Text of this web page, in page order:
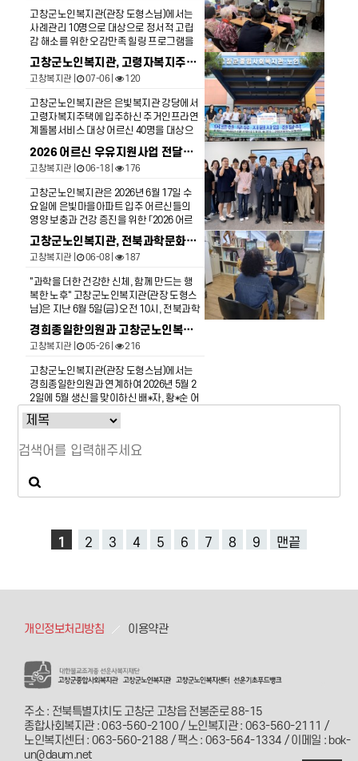
통한 몸과 마음의 치유하는 시간을 가졌습
니다. 서*엽 어르신은 이렇게 이쁜화분은
처음이라며 좋아하셨고, 이*님 어르신은 다
육이는 처음 키워본다고 이쁘게 잘 키우겠
다고 말씀하셨고 이렇게 좋은 수업에 참여
할 수 있어 행복하다고 말씀 하셨습니다.
고창군노인복지관(관장 도형스님)에서는
사례관리 10명으로 대상으로 정서적 고립
감 해소를 위한 오감만족 힐링 프로그램을
4회로 준비하여 첫 수업을 진행하였습니
다. 1회차 수업은 일상나누기/환경교육/뇌
를 깨우는 주물럭 설겆이 비누만들기를 하
며 오감을 깨우는 시간을 가졌고 황*순 어르
신은 맨날 집에 혼자 있다가 수업하러 오셔
서 사람들고 만나고 친환경 비누도 만들어
집으로 가져가 사용할 수 있어서 기분이 좋
다고 말씀하셨고 배*자 어르신은 다음수업
이 기대된다고 말씀하셨습니다.
고창군노인복지관, 고령자복지주택 ‘성희롱 예방 교육 ’
고창복지관| 07-06 | 120
고창군노인복지관은 은빛복지관 강당에서
고령자복지주택에 입주하신 주거인프라연
계돌봄서비스 대상 어르신 40명을 대상으
로 특별한 프로그램을 개최했습니다. 이번
프로그램은 어르신들만 실거주하시는 고령
자복지주택 내 공동체 생활에서 발생할 수
있는 성희롱을 예방하고, 안전하고 건강한
상호 존중 문화를 정착시키기 위해 마련되
었습니다. 전문 강사를 초빙하여 유익한 교
육과 힐링의 시간을 함께 선물해 드렸습니
다.
2026 어르신 우유지원사업 전달식
고창복지관| 06-18 | 176
고창군노인복지관은 2026년 6월 17일 수
요일에 은빛마을아파트 입주 어르신들의
영양 보충과 건강 증진을 위한 「2026 어르
신 우유지원사업」 전달식을 진행했습니다.
이번 사업은 한국노인종합복지관협회 공모
사업으로 선정되어 동진강낙농축협으로부
터 소화가 잘되는 우유(락토프리) 3,600개
를 후원받아 진행되었습니다. 우유는 향후
10주간 주 3회 은빛복지관 경로식당을 이
용하시는 고령자복지주택 입주민 어르신들
에게 점심 식사와 함께 제공됩니다. 고창군
노인복지관은 앞으로도 주거인프라연계돌
여 어르신들의 건강한 노후생활을 지원하
기 위해 노력하겠습니다.
고창군노인복지관, 전북과학문화거점센터와 업무협약(MOU) 체결 및 사업설명회 개최
고창복지관| 06-08 | 187
"과학을 더한 건강한 신체, 함께 만드는 행
복한 노후" 고창군노인복지관(관장 도형스
님)은 지난 6월 5일(금) 오전 10시, 전북과학
문화거점센터와 함께 지역 주민의 건강 증
진과 과학문화 확산을 위한 업무협약(MO
U)을 체결하고 사업설명회를 성공적으로
개최하였습니다. 이번 협약은 과학적 기반
의 체계적인 건강 교육과 일상 속 건강 실천
활동을 융합하여, 어르신들을 비롯한 지역
주민들의 삶의 질을 높이고 건강한 공동체
문화를 조성하기 위해 마련되었습니다. 특
히 이번에 추진되는 ‘건강과학 프로그램’은
단순한 신체 활동을 넘어, 과학적 원리를 접
목한 인지·신체 통합 프로그램을 통해 어르
을 키우고, 뇌와 몸이 모두 활력을 찾는 건강
한 노후를 지원하는 데 목적이 있습니다. 이
네트워크를 구축하여 전문적이고 다채로운
건강 프로그램을 선보일 예정입니다. 함께
경희종일한의원과 고창군노인복지관 사례관리 어르신과 함께하는 5월 무료한약지원
고창복지관| 05-26 | 216
고창군노인복지관(관장 도형스님)에서는
경희종일한의원과 연계하여 2026년 5월 2
2일에 5월 생신을 맞이하신 배*자, 황*순 어
르신께 허리, 다리 통증완화, 혈액순환개
선, 면역력 보강, 염증 억제를 바탕으로 하
인 맞춤 처방을 해주셨습니다. 배*자, 황*순
약을 지어먹는게 엄두가 나지 않았는데 복
종일 한의원 원장님께도 감사드립니다.
1 2 3 4 5 6 7 8 9 맨끝
개인정보처리방침 이용약관
주소 : 전북특별자치도 고창군 고창읍 전봉준로 88-15
종합사회복지관 : 063-560-2100 / 노인복지관 : 063-560-2111 /
노인복지센터 : 063-560-2188 / 팩스 : 063-564-1334 / 이메일 : bok-
un@daum.net